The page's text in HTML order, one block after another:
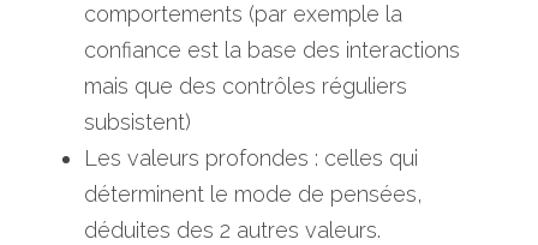
comportements (par exemple la
confiance est la base des interactions
mais que des contrôles réguliers
subsistent)
Les valeurs profondes : celles qui
déterminent le mode de pensées,
déduites des 2 autres valeurs.